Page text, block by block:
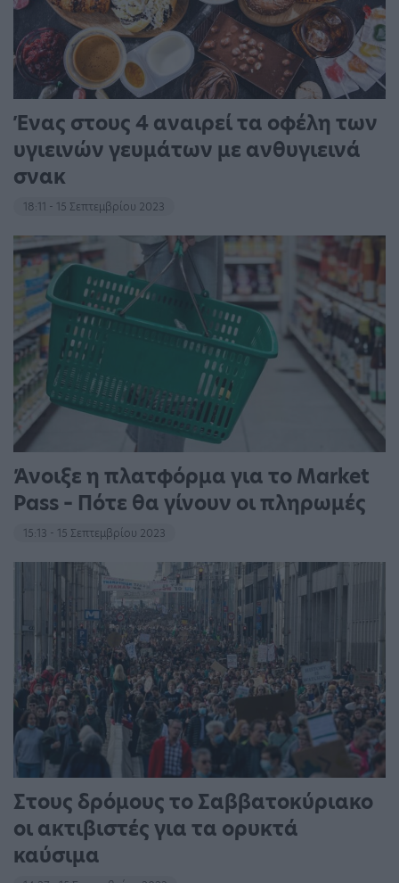
Ένας στους 4 αναιρεί τα οφέλη των
υγιεινών γευμάτων με ανθυγιεινά
σνακ
18:11 - 15 Σεπτεμβρίου 2023
Άνοιξε η πλατφόρμα για το Market
Pass – Πότε θα γίνουν οι πληρωμές
15:13 - 15 Σεπτεμβρίου 2023
Στους δρόμους το Σαββατοκύριακο
οι ακτιβιστές για τα ορυκτά
καύσιμα